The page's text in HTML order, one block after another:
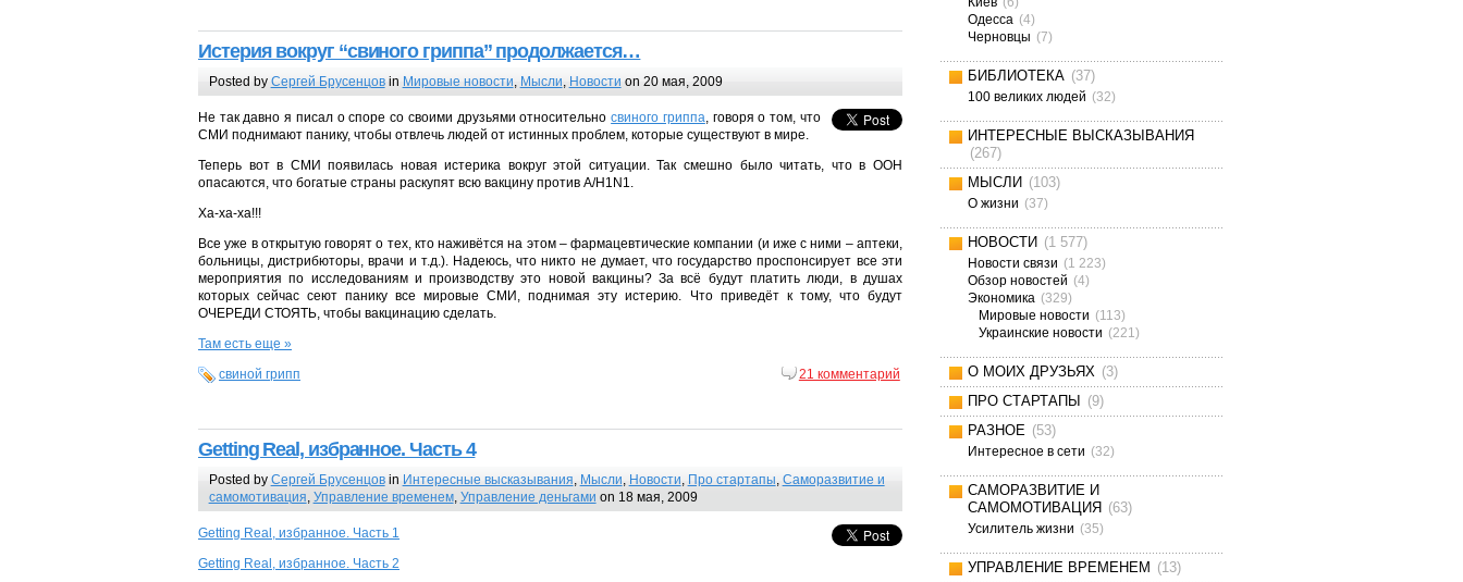
Истерия вокруг “свиного гриппа” продолжается…
Posted by Сергей Брусенцовin Мировые новости, Мысли, Новости on 20 мая, 2009
Не так давно я писал о споре со своими друзьями относительносвиного гриппа, говоря о том, что
СМИ поднимают панику, чтобы отвлечь людей от истинных проблем, которые существуют в мире.
Теперь вот в СМИ появилась новая истерика вокруг этой ситуации. Так смешно было читать, что в ООН
опасаются, что богатые страны раскупят всю вакцину против A/H1N1.
Ха-ха-ха!!!
Все уже в открытую говорят о тех, кто наживётся на этом – фармацевтические компании (и иже с ними – аптеки,
больницы, дистрибюторы, врачи и т.д.). Надеюсь, что никто не думает, что государство проспонсирует все эти
мероприятия по исследованиям и производству это новой вакцины? За всё будут платить люди, в душах
которых сейчас сеют панику все мировые СМИ, поднимая эту истерию. Что приведёт к тому, что будут
ОЧЕРЕДИ СТОЯТЬ, чтобы вакцинацию сделать.
Там есть еще »
свиной грипп
21 комментарий
Getting Real, избранное. Часть 4
Posted by Сергей Брусенцовin Интересные высказывания, Мысли, Новости, Про стартапы, Саморазвитие и
самомотивация, Управление временем, Управление деньгами on 18 мая, 2009
Getting Real, избранное. Часть 1
Getting Real, избранное. Часть 2
Одесса (4)
Черновцы (7)
БИБЛИОТЕКА (37)
100 великих людей (32)
ИНТЕРЕСНЫЕ ВЫСКАЗЫВАНИЯ
(267)
МЫСЛИ (103)
О жизни (37)
НОВОСТИ (1 577)
Новости связи (1 223)
Обзор новостей (4)
Экономика (329)
Мировые новости (113)
Украинские новости (221)
О МОИХ ДРУЗЬЯХ (3)
ПРО СТАРТАПЫ (9)
РАЗНОЕ (53)
Интересное в сети (32)
САМОРАЗВИТИЕ И
САМОМОТИВАЦИЯ (63)
Усилитель жизни (35)
УПРАВЛЕНИЕ ВРЕМЕНЕМ (13)